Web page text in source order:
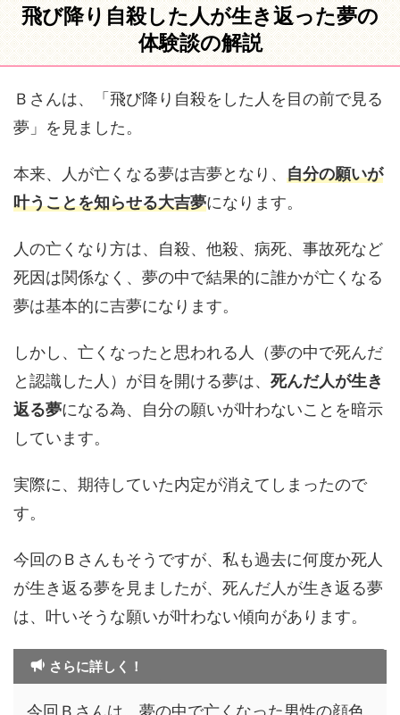
飛び降り自殺した人が生き返った夢の
体験談の解説
Ｂさんは、「飛び降り自殺をした人を目の前で見る
夢」を見ました。
本来、人が亡くなる夢は吉夢となり、 自分の願いが
叶うことを知らせる大吉夢になります。
人の亡くなり方は、自殺、他殺、病死、事故死など
死因は関係なく、夢の中で結果的に誰かが亡くなる
夢は基本的に吉夢になります。
しかし、亡くなったと思われる人（夢の中で死んだ
と認識した人）が目を開ける夢は、 死んだ人が生き
返る夢になる為、自分の願いが叶わないことを暗示
しています。
実際に、期待していた内定が消えてしまったので
す。
今回のＢさんもそうですが、私も過去に何度か死人
が生き返る夢を見ましたが、死んだ人が生き返る夢
は、叶いそうな願いが叶わない傾向があります。
さらに詳しく！
今回Ｂさんは、夢の中で亡くなった男性の顔色